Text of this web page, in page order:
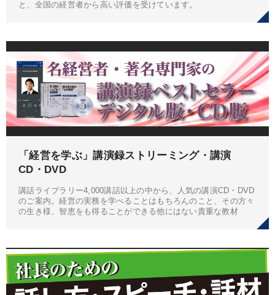
と、全国の経営者から高い評価を受けています。
「経営を学ぶ」講演録ストリーミング・講演
CD・DVD
講話ライブラリー4,000講話以上の中から、人気の講演CD・DVD
のご案内。経営の実務を学べることはもちろんのこと、その方々
の生き様、智恵をも得ることができる他にはない貴重な教材